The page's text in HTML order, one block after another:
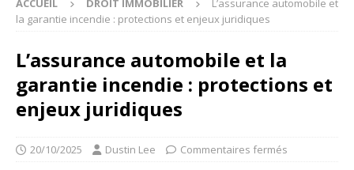
ACCUEIL DROIT IMMOBILIER
L’assurance automobile et
la garantie incendie : protections et enjeux juridiques
L’assurance automobile et la
garantie incendie : protections et
enjeux juridiques
20/10/2025 Dustin Lee Commentaires fermés